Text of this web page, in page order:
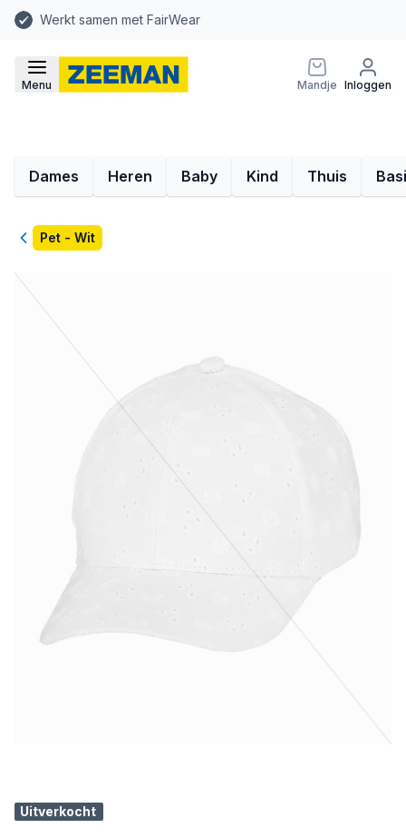
Werkt samen met FairWear
Menu Mandje Inloggen
Dames Heren Baby Kind Thuis
TerugPet - Wit
Uitverkocht